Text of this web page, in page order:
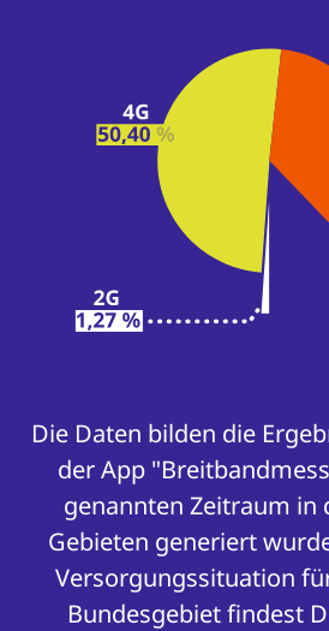
Die Daten bilden die
der App
genannten Zeitraum in
Gebieten generiert
Versorgungssituation
Bundesgebiet findest